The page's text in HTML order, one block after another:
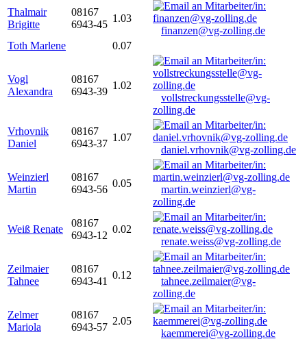
Thalmair
Brigitte
08167
6943-45
1.03
finanzen@vg-zolling.de
Toth Marlene
0.07
Vogl
Alexandra
08167
6943-39
1.02
vollstreckungsstelle@vg-
zolling.de
Vrhovnik
Daniel
08167
6943-37
1.07
daniel.vrhovnik@vg-zolling.de
Weinzierl
Martin
08167
6943-56
0.05
martin.weinzierl@vg-
zolling.de
Weiß Renate
08167
6943-12
0.02
renate.weiss@vg-zolling.de
Zeilmaier
Tahnee
08167
6943-41
0.12
tahnee.zeilmaier@vg-
zolling.de
Zelmer
Mariola
08167
6943-57
2.05
kaemmerei@vg-zolling.de